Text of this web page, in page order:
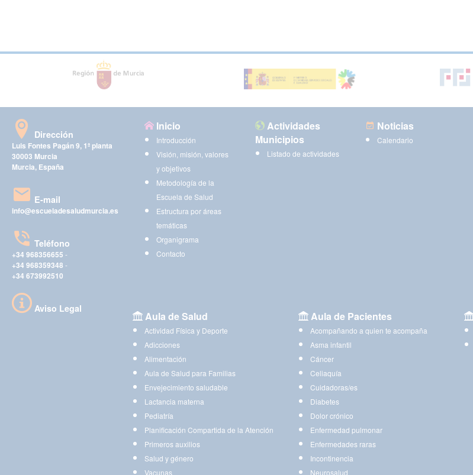
Dirección
Luis Fontes Pagán 9, 1ª planta
30003 Murcia
Murcia, España
E-mail
info@escueladesaludmurcia.es
Teléfono
+34 968356655 -
+34 968359348 -
+34 673992510
Aviso Legal
Inicio
Introducción
Visión, misión, valores
y objetivos
Metodología de la
Escuela de Salud
Estructura por áreas
temáticas
Organigrama
Contacto
Actividades
Municipios
Listado de actividades
Noticias
Calendario
Aula de Salud
Actividad Física y Deporte
Adicciones
Alimentación
Aula de Salud para Familias
Envejecimiento saludable
Lactancia materna
Pediatría
Planificación Compartida de la Atención
Primeros auxilios
Salud y género
Vacunas
Aula de Pacientes
Acompañando a quien te acompaña
Asma infantil
Cáncer
Celiaquía
Cuidadoras/es
Diabetes
Dolor crónico
Enfermedad pulmonar
Enfermedades raras
Incontinencia
Neurosalud